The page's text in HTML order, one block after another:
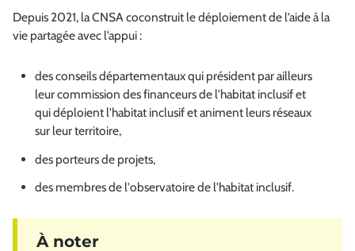
Depuis 2021, la CNSA coconstruit le déploiement de l’aide à la
vie partagée avec l’appui :
des conseils départementaux qui président par ailleurs
leur commission des financeurs de l’habitat inclusif et
qui déploient l’habitat inclusif et animent leurs réseaux
sur leur territoire,
des porteurs de projets,
des membres de l'observatoire de l'habitat inclusif.